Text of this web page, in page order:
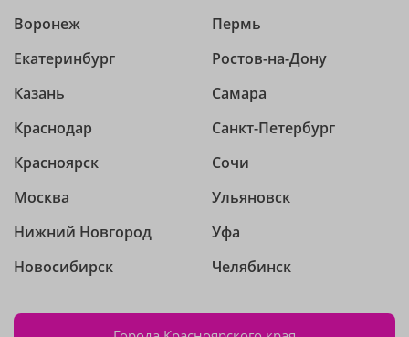
Воронеж
Екатеринбург
Казань
Краснодар
Красноярск
Москва
Нижний Новгород
Новосибирск
Пермь
Ростов-на-Дону
Самара
Санкт-Петербург
Сочи
Ульяновск
Уфа
Челябинск